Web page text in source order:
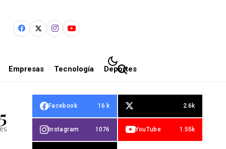
Empresas Tecnología Deportes
5 Facebook 16 k 2.6k
Instagram 1076 YouTube 1.55k